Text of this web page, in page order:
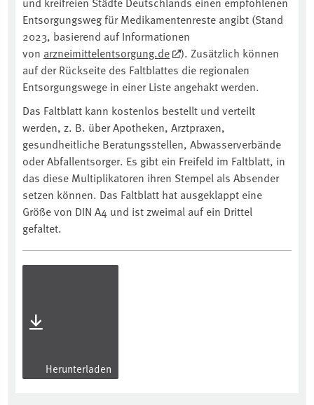
Entsorgungsweg für Medikamentenreste angibt (Stand
2023, basierend auf Informationen
von arzneimittelentsorgung.de
). Zusätzlich können
auf der Rückseite des Faltblattes die regionalen
Entsorgungswege in einer Liste angehakt werden.
Das Faltblatt kann kostenlos bestellt und verteilt
werden, z. B. über Apotheken, Arztpraxen,
gesundheitliche Beratungsstellen, Abwasserverbände
oder Abfallentsorger. Es gibt ein Freifeld im Faltblatt, in
das diese Multiplikatoren ihren Stempel als Absender
setzen können. Das Faltblatt hat ausgeklappt eine
Größe von DIN A4 und ist zweimal auf ein Drittel
gefaltet.
Herunterladen